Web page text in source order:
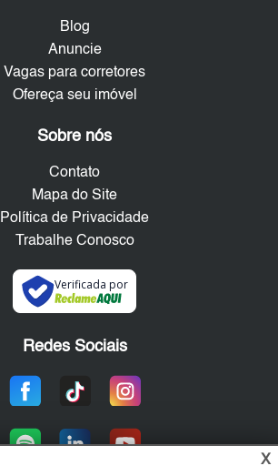
Blog
Anuncie
Vagas para corretores
Ofereça seu imóvel
Sobre nós
Contato
Mapa do Site
Política de Privacidade
Trabalhe Conosco
Verificada por
Redes Sociais
X